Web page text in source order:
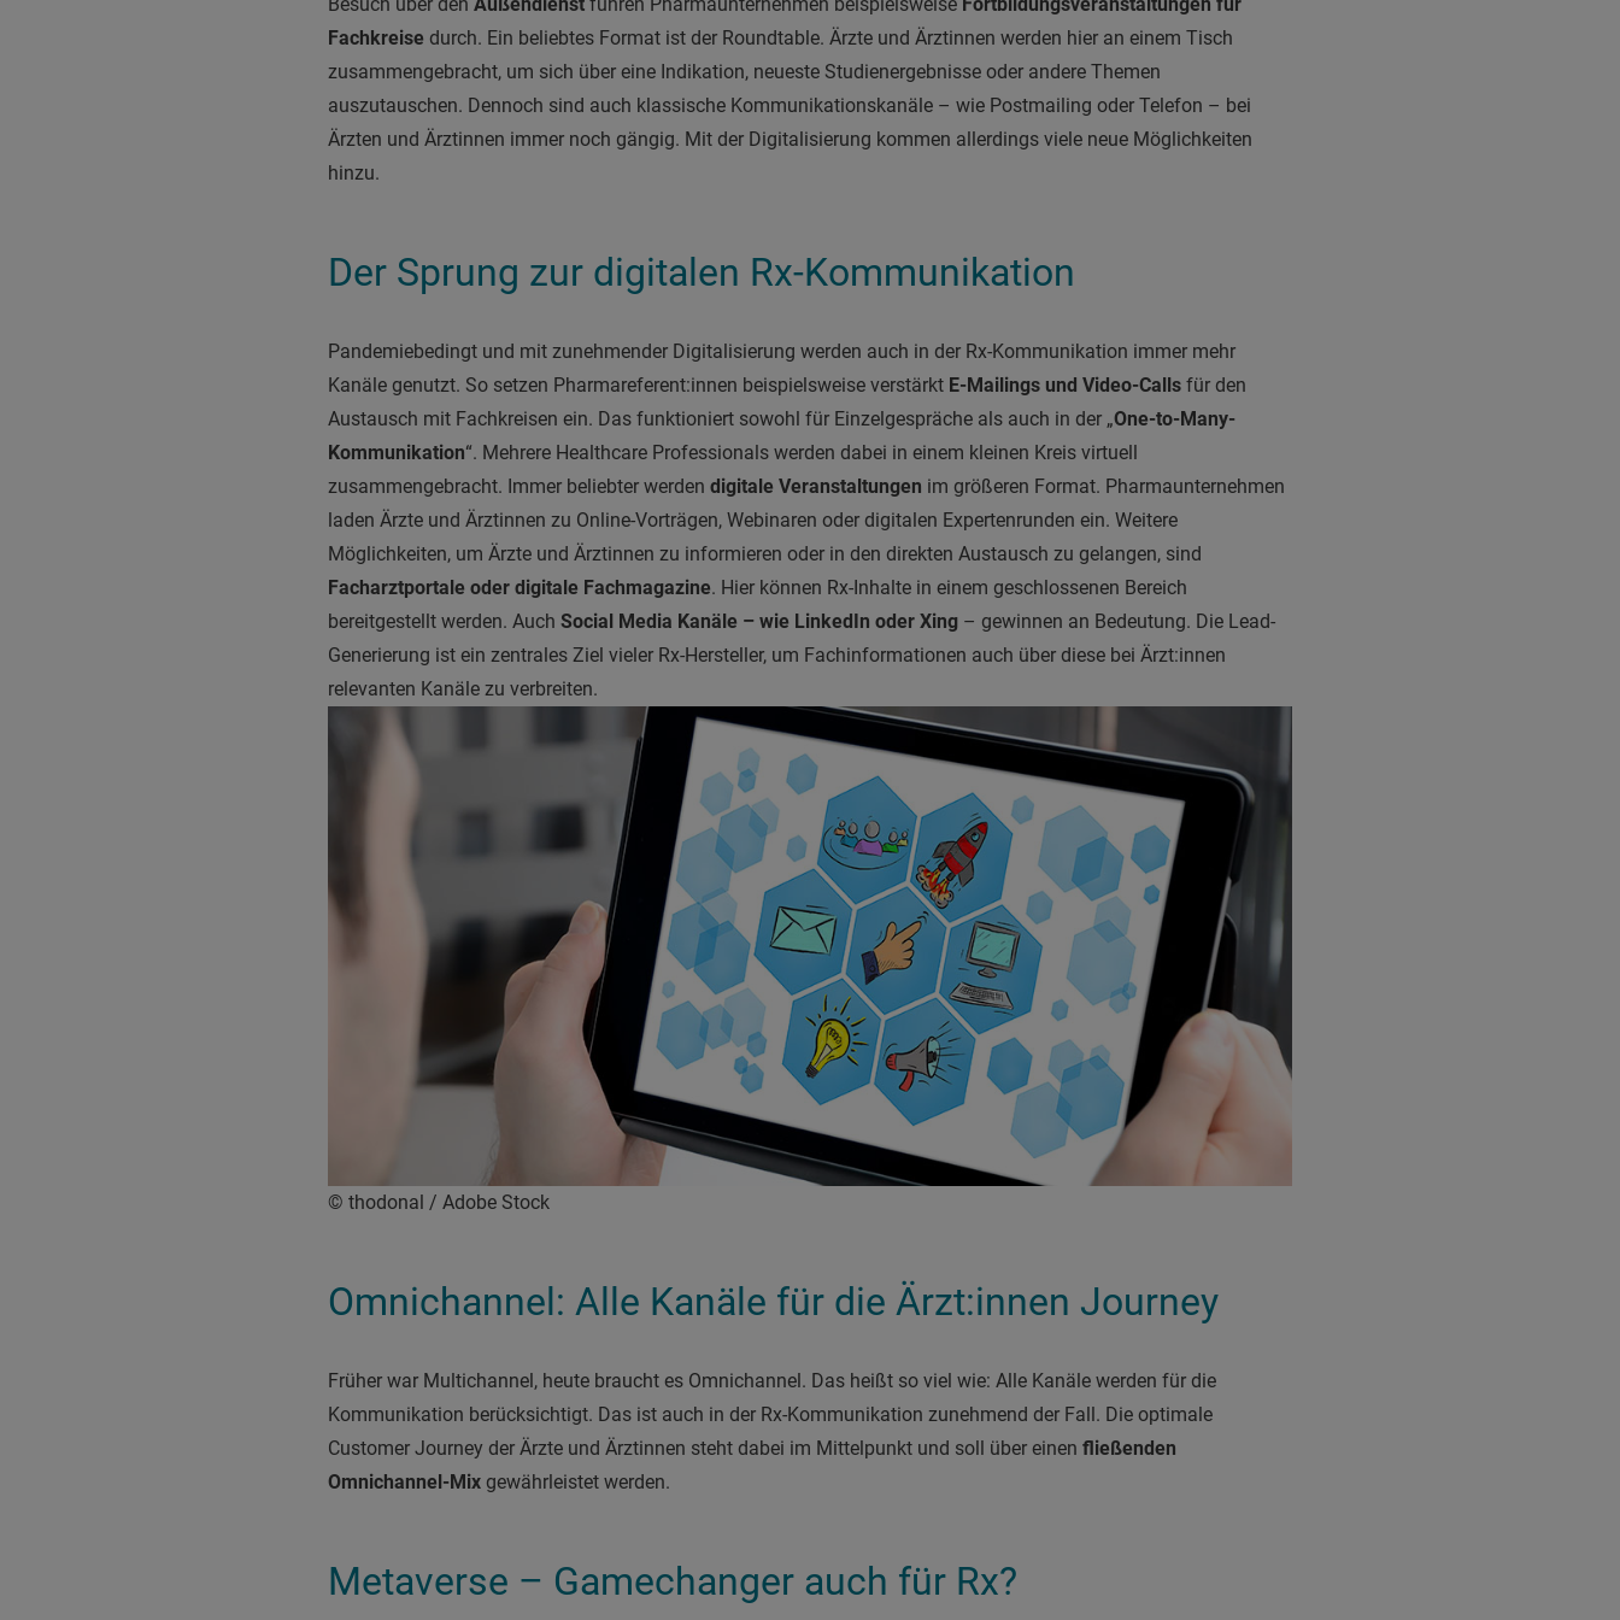
Fachkreise durch. Ein beliebtes Format ist der Roundtable. Ärzte und Ärztinnen werden hier an einem Tisch
zusammengebracht, um sich über eine Indikation, neueste Studienergebnisse oder andere Themen
auszutauschen. Dennoch sind auch klassische Kommunikationskanäle – wie Postmailing oder Telefon – bei
Ärzten und Ärztinnen immer noch gängig. Mit der Digitalisierung kommen allerdings viele neue Möglichkeiten
hinzu.
Der Sprung zur digitalen Rx-Kommunikation
Pandemiebedingt und mit zunehmender Digitalisierung werden auch in der Rx-Kommunikation immer mehr
Kanäle genutzt. So setzen Pharmareferent:innen beispielsweise verstärkt E-Mailings und Video-Calls für den
Austausch mit Fachkreisen ein. Das funktioniert sowohl für Einzelgespräche als auch in der „One-to-Many-
Kommunikation“. Mehrere Healthcare Professionals werden dabei in einem kleinen Kreis virtuell
zusammengebracht. Immer beliebter werden digitale Veranstaltungen im größeren Format. Pharmaunternehmen
laden Ärzte und Ärztinnen zu Online-Vorträgen, Webinaren oder digitalen Expertenrunden ein. Weitere
Möglichkeiten, um Ärzte und Ärztinnen zu informieren oder in den direkten Austausch zu gelangen, sind
Facharztportale oder digitale Fachmagazine. Hier können Rx-Inhalte in einem geschlossenen Bereich
bereitgestellt werden. Auch Social Media Kanäle – wie LinkedIn oder Xing – gewinnen an Bedeutung. Die Lead-
Generierung ist ein zentrales Ziel vieler Rx-Hersteller, um Fachinformationen auch über diese bei Ärzt:innen
relevanten Kanäle zu verbreiten.
© thodonal / Adobe Stock
Omnichannel: Alle Kanäle für die Ärzt:innen Journey
Früher war Multichannel, heute braucht es Omnichannel. Das heißt so viel wie: Alle Kanäle werden für die
Kommunikation berücksichtigt. Das ist auch in der Rx-Kommunikation zunehmend der Fall. Die optimale
Customer Journey der Ärzte und Ärztinnen steht dabei im Mittelpunkt und soll über einen fließenden
Omnichannel-Mix gewährleistet werden.
Metaverse – Gamechanger auch für Rx?